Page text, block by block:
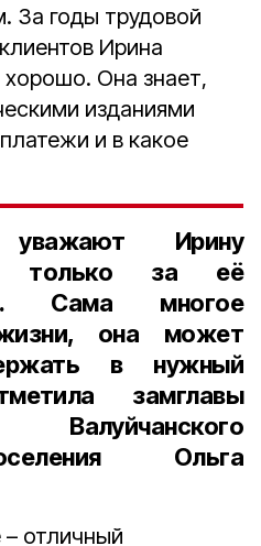
За годы трудовой
Ирина
Она знает,
изданиями
и в какое
уважают Ирину
только за её
Сама многое
она может
в нужный
замглавы
Валуйчанского
Ольга
– отличный